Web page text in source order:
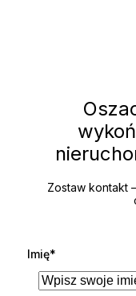
Zostaw kontakt
Imię*